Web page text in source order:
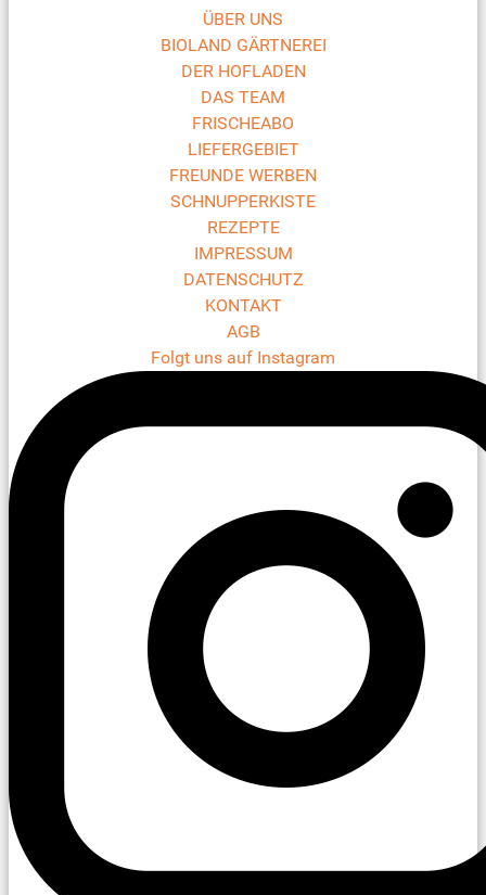
ÜBER UNS
BIOLAND GÄRTNEREI
DER HOFLADEN
DAS TEAM
FRISCHEABO
LIEFERGEBIET
FREUNDE WERBEN
SCHNUPPERKISTE
REZEPTE
IMPRESSUM
DATENSCHUTZ
KONTAKT
AGB
Folgt uns auf Instagram